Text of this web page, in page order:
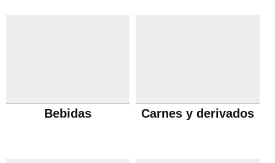
Bebidas Carnes y derivados